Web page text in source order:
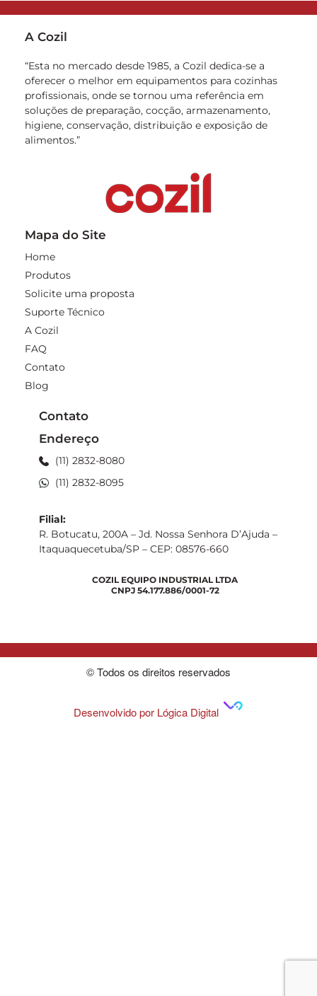
A Cozil
“Esta no mercado desde 1985, a Cozil dedica-se a
oferecer o melhor em equipamentos para cozinhas
profissionais, onde se tornou uma referência em
soluções de preparação, cocção, armazenamento,
higiene, conservação, distribuição e exposição de
alimentos.”
Mapa do Site
Home
Produtos
Solicite uma proposta
Suporte Técnico
A Cozil
FAQ
Contato
Blog
Contato
Endereço
(11) 2832-8080
(11) 2832-8095
Filial:
R. Botucatu, 200A – Jd. Nossa Senhora D’Ajuda –
Itaquaquecetuba/SP – CEP: 08576-660
COZIL EQUIPO INDUSTRIAL LTDA
CNPJ 54.177.886/0001-72
© Todos os direitos reservados
Desenvolvido por Lógica Digital